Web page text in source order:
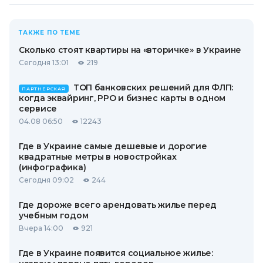
ТАКЖЕ ПО ТЕМЕ
Сколько стоят квартиры на «вторичке» в Украине
Сегодня 13:01 219
ПАРТНЕРСКАЯ
ТОП банковских решений для ФЛП:
когда эквайринг, РРО и бизнес карты в одном
сервисе
04.08 06:50 12243
Где в Украине самые дешевые и дорогие
квадратные метры в новостройках
(инфографика)
Сегодня 09:02 244
Где дороже всего арендовать жилье перед
учебным годом
Вчера 14:00 921
Где в Украине появится социальное жилье: